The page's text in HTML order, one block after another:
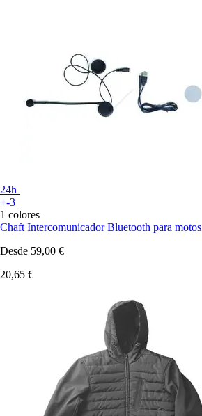
24h
+-3
1 colores
Chaft Intercomunicador Bluetooth para motos
Desde 59,00 €
20,65 €